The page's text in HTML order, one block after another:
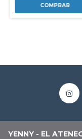
YENNY - EL